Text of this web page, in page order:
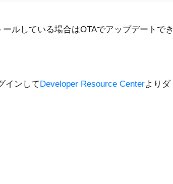
ルしている場合はOTAでアップデートでき
インしてDeveloper Resource Centerよりダ